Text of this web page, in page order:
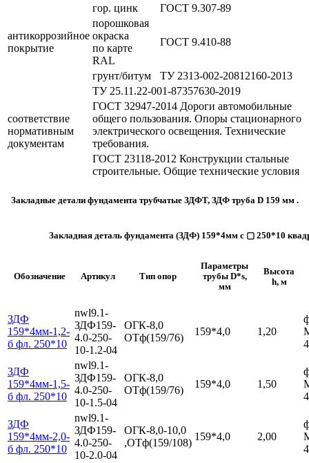
антикоррозийное
покрытие
гор. цинк
ГОСТ 9.307-89
порошковая
окраска
по карте
RAL
ГОСТ 9.410-88
грунт/битум ТУ 2313-002-20812160-2013
соответствие
нормативным
документам
ТУ 25.11.22-001-87357630-2019
ГОСТ 32947-2014 Дороги автомобильные
общего пользования. Опоры стационарного
электрического освещения. Технические
требования.
ГОСТ 23118-2012 Конструкции стальные
строительные. Общие технические условия
Закладные детали фундамента трубчатые ЗДФТ, ЗДФ труба D 159 мм .
Закладная деталь фундамента (ЗДФ) 159*4мм с ▢ 250*10
Обозначение Артикул Тип опор
Параметры
трубы D*s,
мм
Высота
h, м
ЗДФ
159*4мм-1,2-
б фл. 250*10
nwl9.1-
ЗДФ159-
4.0-250-
10-1.2-04
ОГК-8,0
ОТф(159/76)
159*4,0 1,20
ЗДФ
159*4мм-1,5-
б фл. 250*10
nwl9.1-
ЗДФ159-
4.0-250-
10-1.5-04
ОГК-8,0
ОТф(159/76)
159*4,0 1,50
ЗДФ
159*4мм-2,0-
б фл. 250*10
nwl9.1-
ЗДФ159-
4.0-250-
10-2.0-04
ОГК-8,0-10,0
,ОТф(159/108)
159*4,0 2,00